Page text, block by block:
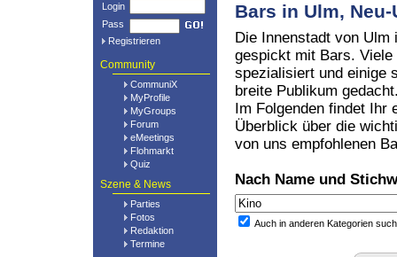
Login
Pass
Registrieren
Community
CommuniX
MyProfile
MyGroups
Forum
eMeetings
Flohmarkt
Quiz
Szene & News
Parties
Fotos
Redaktion
Termine
Bars in Ulm,
Die Innenstadt von Ulm
gespickt mit Bars. Viele
spezialisiert und einige
breite Publikum
Im Folgenden findet Ihr
Überblick über die
von uns empfohlenen
Nach Name und
Auch in anderen Kategorien